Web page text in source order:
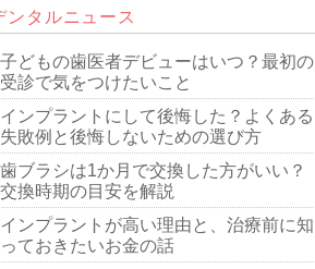
ンタルニュース
子どもの歯医者デビューはいつ？最初の
受診で気をつけたいこと
インプラントにして後悔した？よくある
失敗例と後悔しないための選び方
歯ブラシは1か月で交換した方がいい？
交換時期の目安を解説
インプラントが高い理由と、治療前に知
っておきたいお金の話